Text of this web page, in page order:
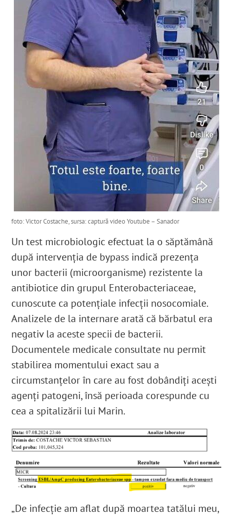
foto: Victor Costache, sursa: captură video Youtube – Sanador
Un test microbiologic efectuat la o săptămână
după intervenția de bypass indică prezența
unor bacterii (microorganisme) rezistente la
antibiotice din grupul Enterobacteriaceae,
cunoscute ca potențiale infecții nosocomiale.
Analizele de la internare arată că bărbatul era
negativ la aceste specii de bacterii.
Documentele medicale consultate nu permit
stabilirea momentului exact sau a
circumstanțelor în care au fost dobândiți acești
agenți patogeni, însă perioada corespunde cu
cea a spitalizării lui Marin.
„De infecție am aflat după moartea tatălui meu,